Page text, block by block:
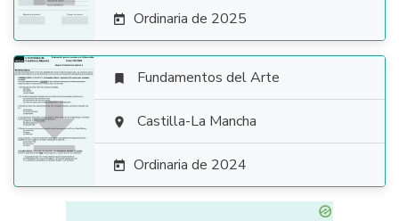
 Ordinaria de 2025

 Fundamentos del Arte
 Castilla-La Mancha
 Ordinaria de 2024